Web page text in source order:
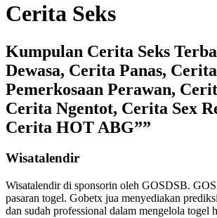
Cerita Seks
Kumpulan Cerita Seks
Dewasa, Cerita Panas, Cerita
Pemerkosaan Perawan,
Cerita Ngentot, Cerita Sex
Cerita HOT ABG””
Wisatalendir
Wisatalendir di sponsorin oleh GOSDSB.
pasaran togel. Gobetx jua menyediakan
dan sudah professional dalam mengelola togel